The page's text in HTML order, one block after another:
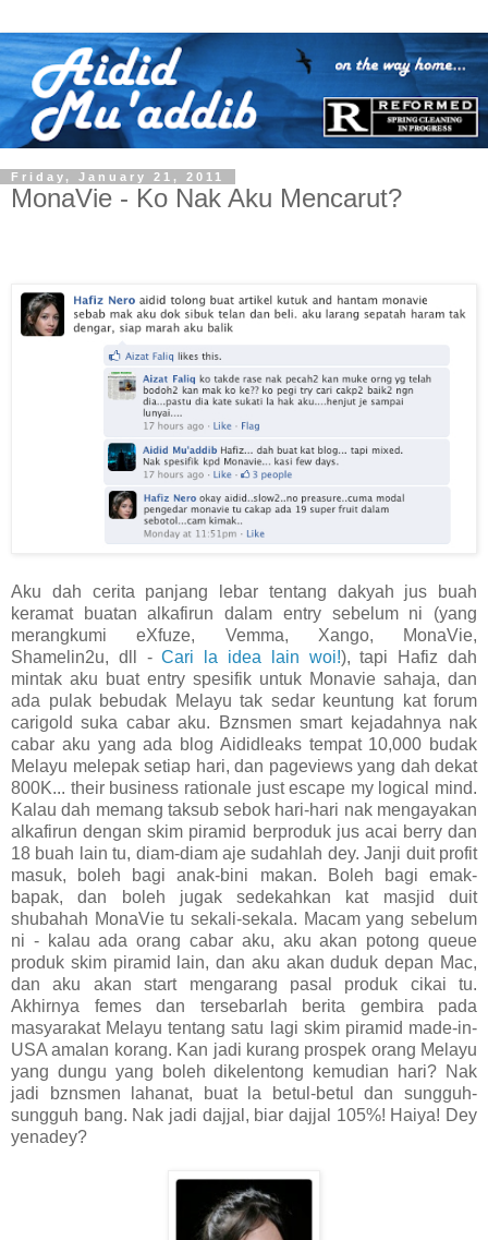
Friday, January 21, 2011
MonaVie - Ko Nak Aku Mencarut?
Aku dah cerita panjang lebar tentang dakyah jus buah
keramat buatan alkafirun dalam entry sebelum ni (yang
merangkumi eXfuze, Vemma, Xango, MonaVie,
Shamelin2u, dll -Cari la idea lain woi!), tapi Hafiz dah
mintak aku buat entry spesifik untuk Monavie sahaja, dan
ada pulak bebudak Melayu tak sedar keuntung kat forum
carigold suka cabar aku. Bznsmen smart kejadahnya nak
cabar aku yang ada blog Aididleaks tempat 10,000 budak
Melayu melepak setiap hari, dan pageviews yang dah dekat
800K... their business rationale just escape my logical mind.
Kalau dah memang taksub sebok hari-hari nak mengayakan
alkafirun dengan skim piramid berproduk jus acai berry dan
18 buah lain tu, diam-diam aje sudahlah dey. Janji duit profit
masuk, boleh bagi anak-bini makan. Boleh bagi emak-
bapak, dan boleh jugak sedekahkan kat masjid duit
shubahah MonaVie tu sekali-sekala. Macam yang sebelum
ni - kalau ada orang cabar aku, aku akan potong queue
produk skim piramid lain, dan aku akan duduk depan Mac,
dan aku akan start mengarang pasal produk cikai tu.
Akhirnya femes dan tersebarlah berita gembira pada
masyarakat Melayu tentang satu lagi skim piramid made-in-
USA amalan korang. Kan jadi kurang prospek orang Melayu
yang dungu yang boleh dikelentong kemudian hari? Nak
jadi bznsmen lahanat, buat la betul-betul dan sungguh-
sungguh bang. Nak jadi dajjal, biar dajjal 105%! Haiya! Dey
yenadey?